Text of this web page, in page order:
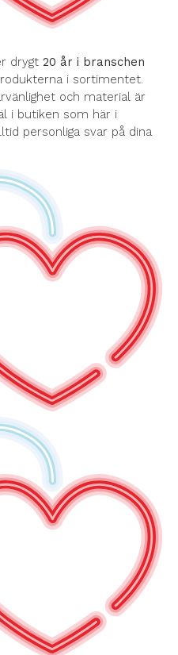
drygt 20 år i branschen
i sortimentet.
och material är
i butiken som här i
personliga svar på dina